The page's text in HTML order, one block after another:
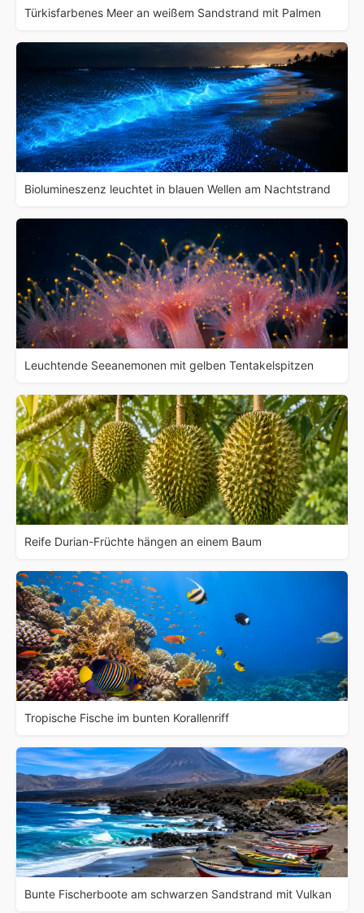
Türkisfarbenes Meer an weißem Sandstrand mit Palmen
Biolumineszenz leuchtet in blauen Wellen am Nachtstrand
Leuchtende Seeanemonen mit gelben Tentakelspitzen
Reife Durian-Früchte hängen an einem Baum
Tropische Fische im bunten Korallenriff
Bunte Fischerboote am schwarzen Sandstrand mit Vulkan